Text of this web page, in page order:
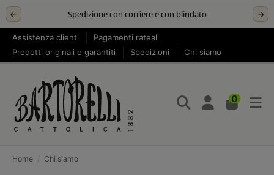
← Spedizione con corriere e con blindato →
Assistenza clienti
Pagamenti rateali
Prodotti originali e garantiti
Spedizioni Chi siamo
0
Home Chi siamo